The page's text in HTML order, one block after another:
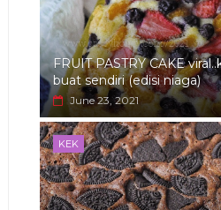
FRUIT PASTRY CAKE
buat sendiri (edisi niaga)
June 23, 2021
KEK